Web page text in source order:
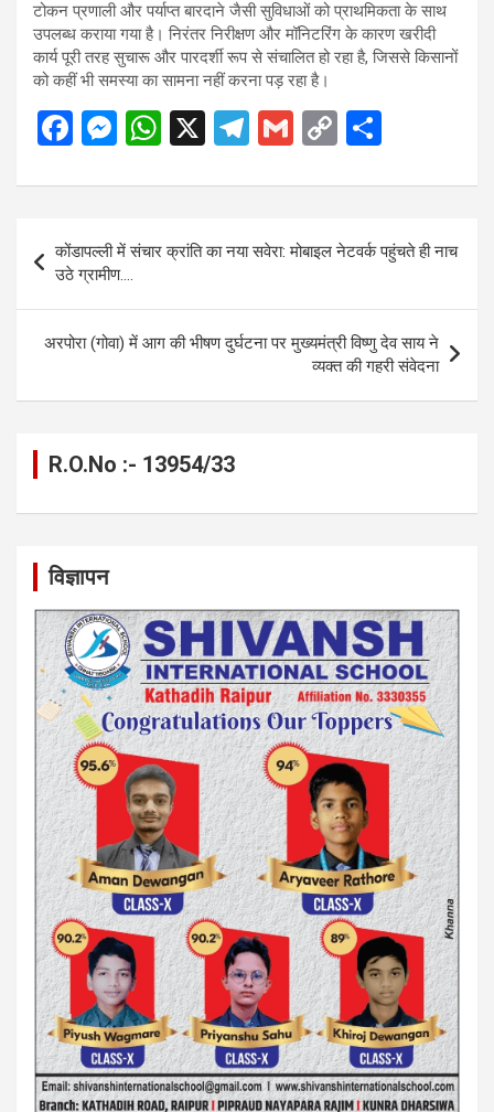
टोकन प्रणाली और पर्याप्त बारदाने जैसी सुविधाओं को प्राथमिकता के साथ
उपलब्ध कराया गया है। निरंतर निरीक्षण और मॉनिटरिंग के कारण खरीदी
कार्य पूरी तरह सुचारू और पारदर्शी रूप से संचालित हो रहा है, जिससे किसानों
को कहीं भी समस्या का सामना नहीं करना पड़ रहा है।
F
ce
o
o
k
M
se
n
g
er
W
at
A
p
p
X
T
e
gr
a
m
G
ail
C
py
Li
n
k
ar
e
Post
navigation
कोंडापल्ली में संचार क्रांति का नया सवेरा: मोबाइल नेटवर्क पहुंचते ही नाच
उठे ग्रामीण….
अरपोरा (गोवा) में आग की भीषण दुर्घटना पर मुख्यमंत्री विष्णु देव साय ने
व्यक्त की गहरी संवेदना
R.O.No :- 13954/33
विज्ञापन